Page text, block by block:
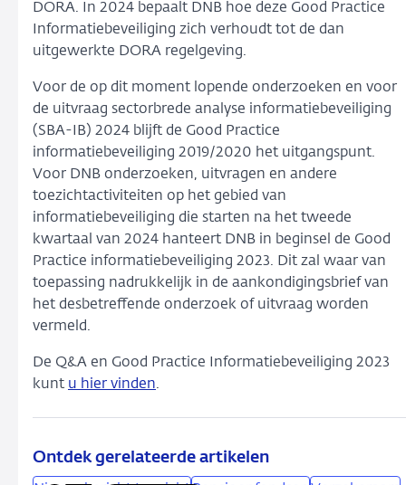
DORA. In 2024 bepaalt DNB hoe deze Good Practice
Informatiebeveiliging zich verhoudt tot de dan
uitgewerkte DORA regelgeving.
Voor de op dit moment lopende onderzoeken en voor
de uitvraag sectorbrede analyse informatiebeveiliging
(SBA-IB) 2024 blijft de Good Practice
informatiebeveiliging 2019/2020 het uitgangspunt.
Voor DNB onderzoeken, uitvragen en andere
toezichtactiviteiten op het gebied van
informatiebeveiliging die starten na het tweede
kwartaal van 2024 hanteert DNB in beginsel de Good
Practice informatiebeveiliging 2023. Dit zal waar van
toepassing nadrukkelijk in de aankondigingsbrief van
het desbetreffende onderzoek of uitvraag worden
vermeld.
De Q&A en Good Practice Informatiebeveiliging 2023
kunt u hier vinden.
Ontdek gerelateerde artikelen